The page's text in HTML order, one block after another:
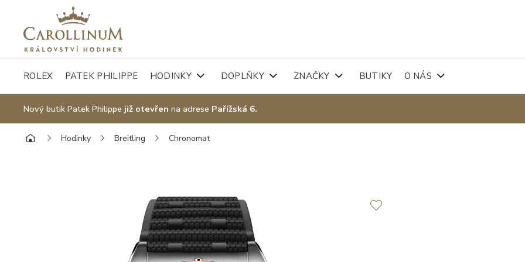
ROLEX PATEK PHILIPPE HODINKY DOPLŇKY ZNAČKY BUTIKY O NÁS
Nový butik Patek Philippe již otevřen na adrese Pařížská 6.
Hodinky Breitling Chronomat